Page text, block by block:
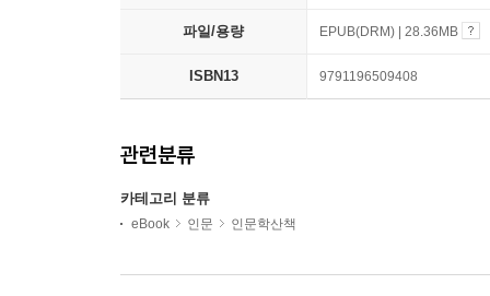
파일/용량 EPUB(DRM) | 28.36MB
ISBN13 9791196509408
관련분류
카테고리 분류
eBook 인문 인문학산책